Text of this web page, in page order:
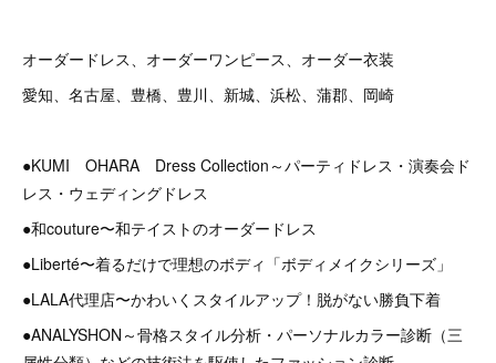
オーダードレス、オーダーワンピース、オーダー衣装
愛知、名古屋、豊橋、豊川、新城、浜松、蒲郡、岡崎
●KUMI OHARA Dress Collection～パーティドレス・演奏会ド
レス・ウェディングドレス
●和couture〜和テイストのオーダードレス
●Liberté〜着るだけで理想のボディ「ボディメイクシリーズ」
●LALA代理店〜かわいくスタイルアップ！脱がない勝負下着
●ANALYSHON～骨格スタイル分析・パーソナルカラー診断（三